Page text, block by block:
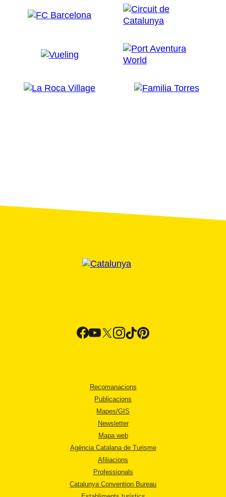
Recomanacions
Publicacions
Mapes/GIS
Newsletter
Mapa web
Agència Catalana de Turisme
Afiliacions
Professionals
Catalunya Convention Bureau